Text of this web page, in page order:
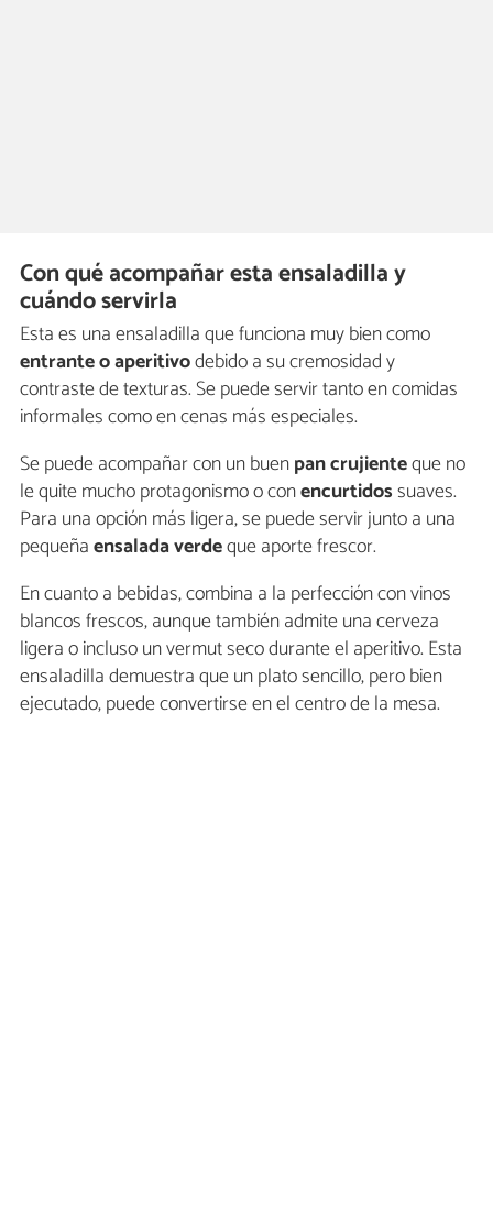
Con qué acompañar esta ensaladilla y
cuándo servirla
Esta es una ensaladilla que funciona muy bien como
entrante o aperitivodebido a su cremosidad y
contraste de texturas. Se puede servir tanto en comidas
informales como en cenas más especiales.
Se puede acompañar con un buenpan crujienteque no
le quite mucho protagonismo o conencurtidossuaves.
Para una opción más ligera, se puede servir junto a una
pequeñaensalada verdeque aporte frescor.
En cuanto a bebidas, combina a la perfección con vinos
blancos frescos, aunque también admite una cerveza
ligera o incluso un vermut seco durante el aperitivo. Esta
ensaladilla demuestra que un plato sencillo, pero bien
ejecutado, puede convertirse en el centro de la mesa.